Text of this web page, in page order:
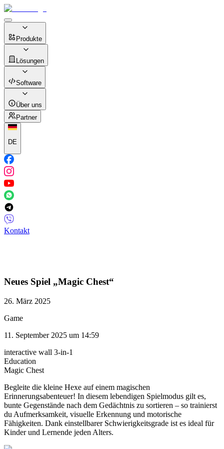
Produkte
Lösungen
Software
Über uns
Partner
DE
Kontakt
Neues Spiel „Magic Chest“
26. März 2025
Game
11. September 2025 um 14:59
interactive wall 3-in-1
Education
Magic Chest
Begleite die kleine Hexe auf einem magischen
Erinnerungsabenteuer! In diesem lebendigen Spielmodus gilt es,
bunte Gegenstände nach dem Gedächtnis zu sortieren – so trainierst
du Aufmerksamkeit, visuelle Erkennung und motorische
Fähigkeiten. Dank einstellbarer Schwierigkeitsgrade ist es ideal für
Kinder und Lernende jeden Alters.